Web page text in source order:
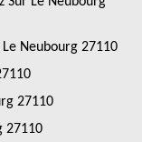
Neubourg 27110
27110
27110